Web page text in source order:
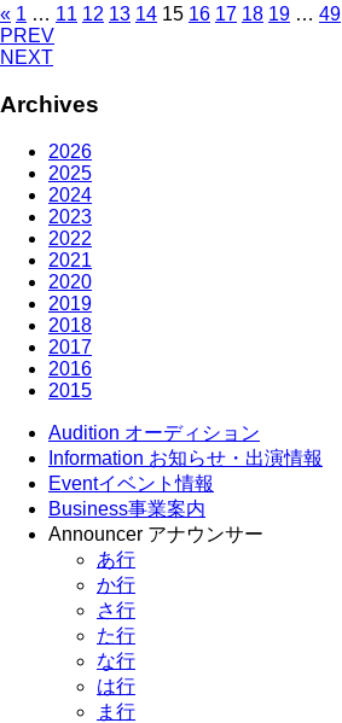
« 1 … 11 12 13 14 15 16 17 18 19 … 49
PREV
NEXT
Archives
2026
2025
2024
2023
2022
2021
2020
2019
2018
2017
2016
2015
Audition オーディション
Information お知らせ・出演情報
Eventイベント情報
Business事業案内
Announcer アナウンサー
あ行
か行
さ行
た行
な行
は行
ま行